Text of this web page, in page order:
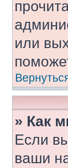
или
» Как
Если
ваши